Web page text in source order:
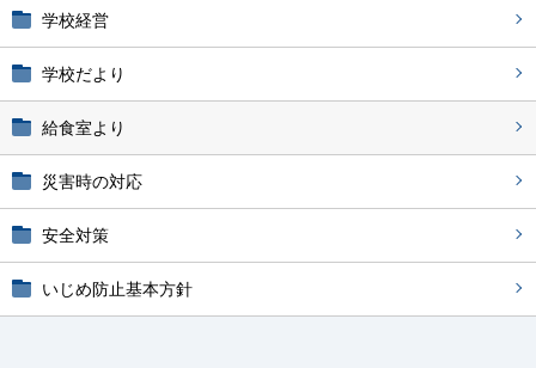
学校経営
学校だより
給食室より
災害時の対応
安全対策
いじめ防止基本方針